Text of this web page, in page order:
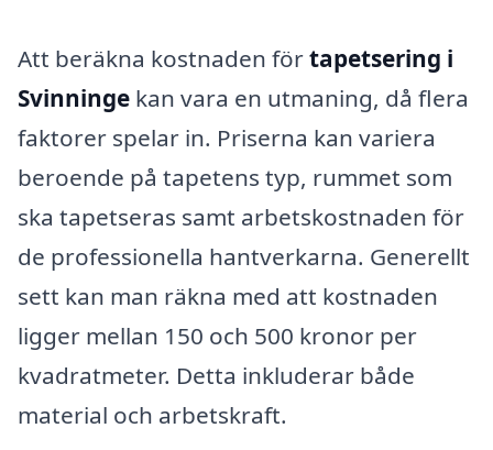
Att beräkna kostnaden förtapetsering i
Svinninge kan vara en utmaning, då flera
faktorer spelar in. Priserna kan variera
beroende på tapetens typ, rummet som
ska tapetseras samt arbetskostnaden för
de professionella hantverkarna. Generellt
sett kan man räkna med att kostnaden
ligger mellan 150 och 500 kronor per
kvadratmeter. Detta inkluderar både
material och arbetskraft.